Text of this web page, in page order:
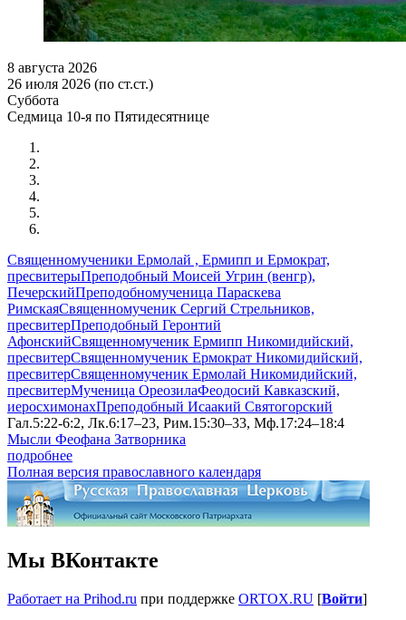
8 августа 2026
26 июля 2026 (по ст.ст.)
Суббота
Седмица 10-я по Пятидесятнице
Священномученики Ермолай , Ермипп и Ермократ,
пресвитерыПреподобный Моисей Угрин (венгр),
ПечерскийПреподобномученица Параскева
РимскаяСвященномученик Сергий Стрельников,
пресвитерПреподобный Геронтий
АфонскийСвященномученик Ермипп Никомидийский,
пресвитерСвященномученик Ермократ Никомидийский,
пресвитерСвященномученик Ермолай Никомидийский,
пресвитерМученица ОреозилаФеодосий Кавказский,
иеросхимонахПреподобный Исаакий Святогорский
Гал.5:22-6:2, Лк.6:17–23, Рим.15:30–33, Мф.17:24–18:4
Мысли Феофана Затворника
подробнее
Полная версия православного календаря
Мы ВКонтакте
Работает на Prihod.ru при поддержке ORTOX.RU [Войти]